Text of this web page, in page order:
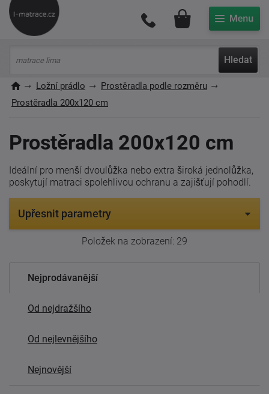
Hledat
Můj účet
Ložní prádlo
Prostěradla podle rozměru
Prostěradla 200x120 cm
Prostěradla 200x120 cm
Ideální pro menší dvoulůžka nebo extra široká jednolůžka,
poskytují matraci spolehlivou ochranu a zajišťují pohodlí.
Upřesnit parametry
Položek na zobrazení: 29
Nejprodávanější
Od nejdražšího
Od nejlevnějšího
Nejnovější